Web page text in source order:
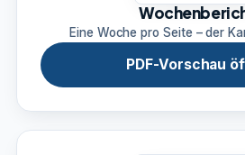
Eine Woche pro Seite – der
PDF-Vorschau